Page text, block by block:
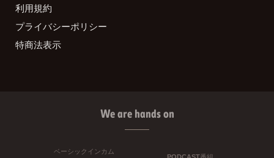
利用規約
プライバシーポリシー
特商法表示
We are hands on
ベーシックインカム